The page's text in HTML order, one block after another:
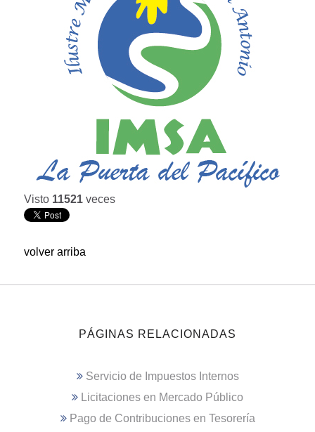
Visto 11521 veces
volver arriba
PÁGINAS RELACIONADAS
Servicio de Impuestos Internos
Licitaciones en Mercado Público
Pago de Contribuciones en Tesorería